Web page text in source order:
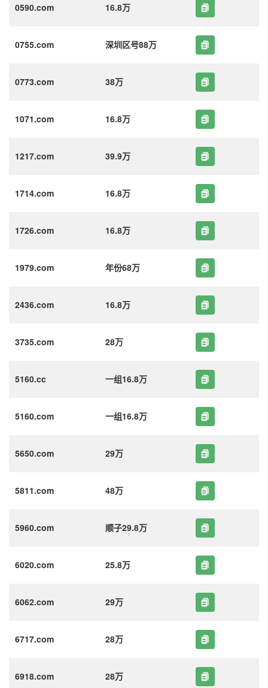
0590.com 16.8万
0755.com 深圳区号88万
0773.com 38万
1071.com 16.8万
1217.com 39.9万
1714.com 16.8万
1726.com 16.8万
1979.com 年份68万
2436.com 16.8万
3735.com 28万
5160.cc 一组16.8万
5160.com 一组16.8万
5650.com 29万
5811.com 48万
5960.com 顺子29.8万
6020.com 25.8万
6062.com 29万
6717.com 28万
6918.com 28万